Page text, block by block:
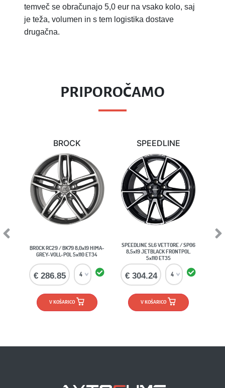
temveč se obračunajo 5,0 eur na vsako kolo, saj
je teža, volumen in s tem logistika dostave
drugačna.
PRIPOROČAMO
BROCK
BROCK RC29 / BK79 8,0x19 HIMA-
GREY-VOLL-POL 5x110 ET34
€ 286.85
V KOŠARICO
SPEEDLINE
SPEEDLINE SL6 VETTORE / SP06
8,5x19 JETBLACK FRONTPOL.
5x110 ET35
€ 304.24
V KOŠARICO
Next